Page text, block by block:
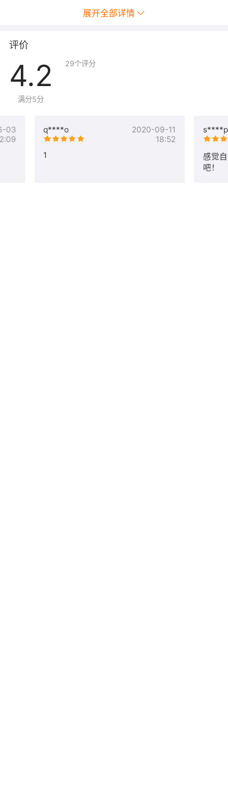
展开全部详情
评价
4.2
满分5分
29个评分
q****o
2020-09-11
18:52
1
s****p
感觉
吧！
03